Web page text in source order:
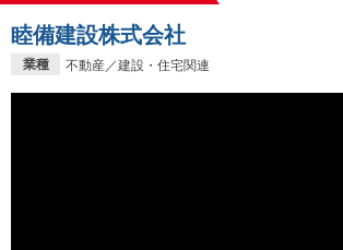
就活ノウハウ・サポート
業種 不動産／建設・住宅関連
睦備建設株式会社